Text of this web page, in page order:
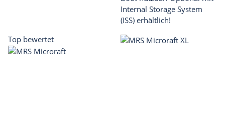
Internal Storage System
(ISS) erhältlich!
Top bewertet